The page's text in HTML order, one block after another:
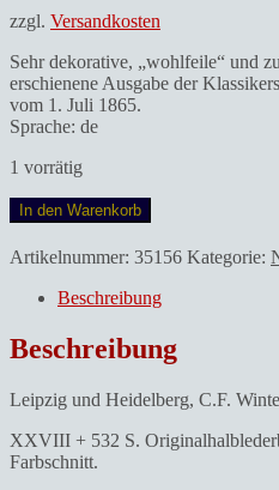
zzgl. Versandkosten
Sehr dekorative, „wohlfeile“ und
erschienene Ausgabe der
vom 1. Juli 1865.
Sprache: de
1 vorrätig
Liebig,
Justus
von.Chemische
Menge
In den Warenkorb
Artikelnummer: 35156 Kategorie:
Beschreibung
Beschreibung
Leipzig und Heidelberg, C.F.
XXVIII + 532 S.
Farbschnitt.